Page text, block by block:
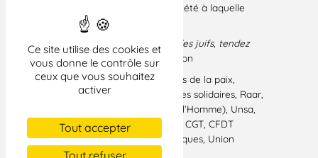
Ce site utilise des cookies et
vous donne le contrôle sur
ceux que vous souhaitez
activer
Tout accepter
Tout refuser
fondamentales, fondements de la société à laquelle
Quand vous entendez dire du mal des juifs, tendez
l’oreille on parle de vous» Frantz Fanon
Signataires :SOS Racisme, Guerrières de la paix,
Fondation des femmes, CNDF, Femmes solidaires, Raar,
Mrap, Fage, LDH (Ligue des droits de l’Homme), Unsa,
Unef, Golem, Osez le féminisme, FIDL, CGT, CFDT
Education formation recherches publiques, Union